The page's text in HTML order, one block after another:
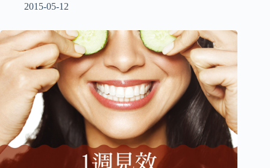
2015-05-12